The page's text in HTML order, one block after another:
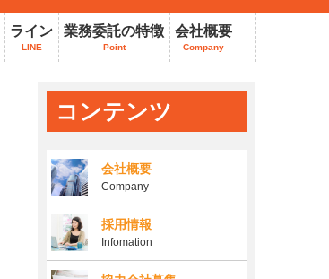
ライン
LINE
業務委託の特徴
Point
会社概要
Company
コンテンツ
会社概要
Company
採用情報
Infomation